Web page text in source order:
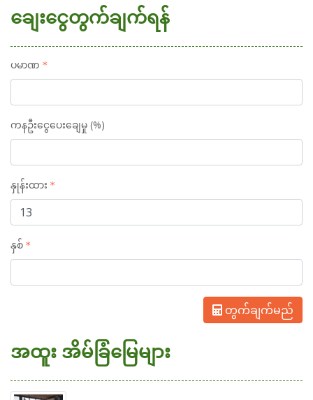
ချေးငွေတွက်ချက်ရန်
ပမာဏ
ကနဦးငွေပေးချေမှု (%)
နှုန်းထား
နှစ်
တွက်ချက်မည်
အထူး အိမ်ခြံမြေများ